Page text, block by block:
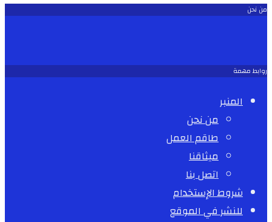
من نحن
روابط مهمة
المنبر
من نحن
طاقم العمل
ميثاقنا
اتصل بنا
شروط الإستخدام
للنشر في الموقع